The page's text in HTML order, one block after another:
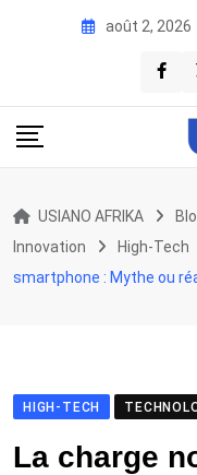
août 2, 2026
USIANO AFRIKA
Innovation
High-Tech
smartphone : Mythe ou
HIGH-TECH
La charge